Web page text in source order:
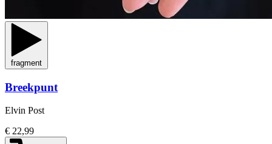
fragment
Breekpunt
Elvin Post
€ 22,99